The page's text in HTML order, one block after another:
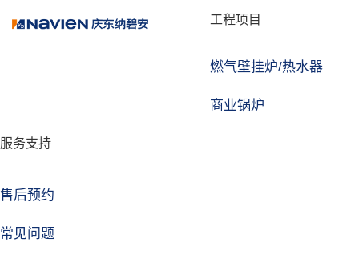
工程项目
燃气壁挂炉/热水器
商业锅炉
服务支持
售后预约
常见问题
品牌故事
技术实力
企业动态
益达注册Life